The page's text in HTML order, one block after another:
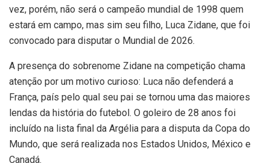
vez, porém, não será o campeão mundial de 1998 quem
estará em campo, mas sim seu filho, Luca Zidane, que foi
convocado para disputar o Mundial de 2026.
A presença do sobrenome Zidane na competição chama
atenção por um motivo curioso: Luca não defenderá a
França, país pelo qual seu pai se tornou uma das maiores
lendas da história do futebol. O goleiro de 28 anos foi
incluído na lista final da Argélia para a disputa da Copa do
Mundo, que será realizada nos Estados Unidos, México e
Canadá.